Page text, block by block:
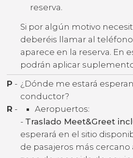
reserva.
Si por algún motivo
deberéis llamar al
aparece en la reserva. En
podrán aplicar
P - ¿Dónde me estará
conductor?
R -
Aeropuertos:
- Traslado Meet&Greet
esperará en el sitio
de pasajeros más cercano